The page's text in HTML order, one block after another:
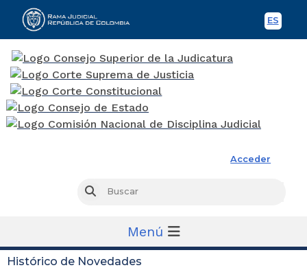
ES
Acceder
Buscar
Menú
Histórico de Novedades